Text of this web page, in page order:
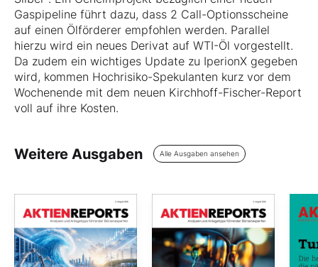
Gaspipeline führt dazu, dass 2 Call-Optionsscheine
auf einen Ölförderer empfohlen werden. Parallel
hierzu wird ein neues Derivat auf WTI-Öl vorgestellt.
Da zudem ein wichtiges Update zu IperionX gegeben
wird, kommen Hochrisiko-Spekulanten kurz vor dem
Wochenende mit dem neuen Kirchhoff-Fischer-Report
voll auf ihre Kosten.
Weitere Ausgaben Alle Ausgaben ansehen